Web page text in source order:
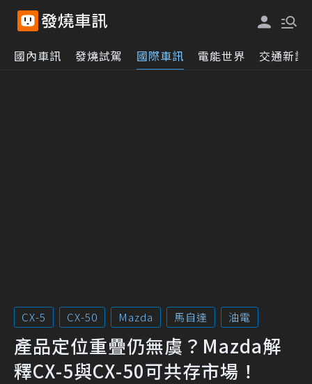
國內車訊 發燒試駕 國際車訊 電能世界 交通新訊
CX-5 CX-50 Mazda 馬自達 油電
產品定位重疊仍無虞？Mazda解
釋CX-5與CX-50可共存市場！